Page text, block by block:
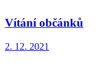
Vítání občánků
2. 12. 2021